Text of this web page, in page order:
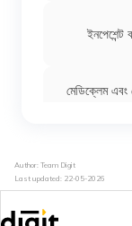
ইনপেশেন্ট
মেডিক্লেম এবং
হেলথ
Author: Team Digit
Last updated: 22-05-2026